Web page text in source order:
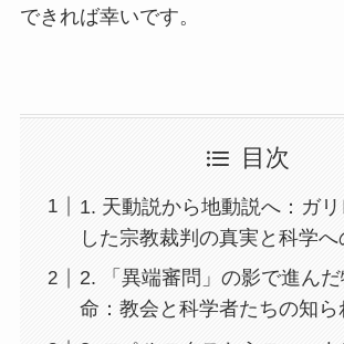
できれば幸いです。
目次
1. 天動説から地動説へ：ガ
した宗教裁判の真実と科学へ
2. 「異端審問」の影で進ん
命：教会と科学者たちの知ら